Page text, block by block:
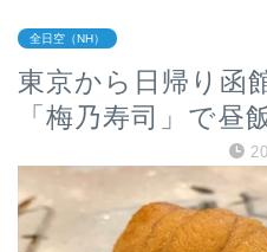
全日空（NH）
東京から日帰り函
「梅乃寿司」で昼